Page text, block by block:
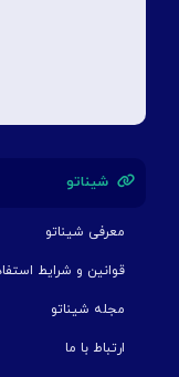
شیناتو
معرفی شیناتو
قوانین و شرایط
مجله شیناتو
ارتباط با ما